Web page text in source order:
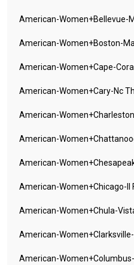
American-Women+bellevue-
American-Women+boston-
American-Women+cape-
American-Women+cary-Nc
American-
American-
American-
American-Women+chicago-Il
American-Women+chula-
American-
American-